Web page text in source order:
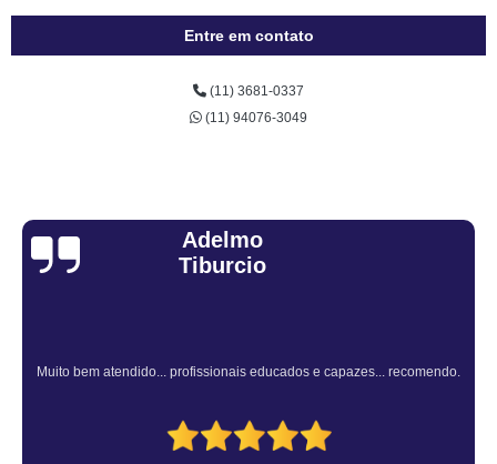
Entre em contato
(11) 3681-0337
(11) 94076-3049
Sandra Fiuza
Atendimento Rápido e Eficiente pelo consultor.